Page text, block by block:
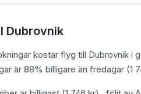
Dubrovnik
kostar flyg till Dubrovnik i
är 88% billigare än fredagar (1